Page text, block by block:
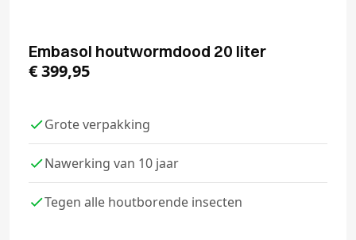
Embasol houtwormdood 20 liter
€399,95
Grote verpakking
Nawerking van 10 jaar
Tegen alle houtborende insecten